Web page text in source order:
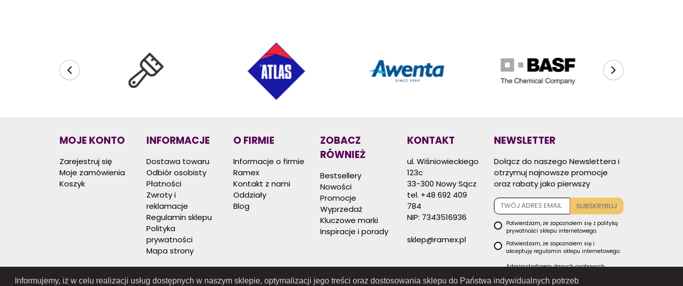
Informujemy, iż w celu realizacji usług dostępnych w naszym sklepie, optymalizacji jego treści oraz dostosowania sklepu do Państwa indywidualnych potrzeb
MOJE KONTO
Zarejestruj się
Moje zamówienia
Koszyk
INFORMACJE
Dostawa towaru
Odbiór osobisty
Płatności
Zwroty i
reklamacje
Regulamin sklepu
Polityka
prywatności
Mapa strony
O FIRMIE
Informacje o firmie
Ramex
Kontakt z nami
Oddziały
Blog
ZOBACZ
RÓWNIEŻ
Bestsellery
Nowości
Promocje
Wyprzedaż
Kluczowe marki
Inspiracje i porady
KONTAKT
ul. Wiśniowieckiego
123c
33-300 Nowy Sącz
tel. +48 692 409
784
NIP: 7343516936
sklep@ramex.pl
NEWSLETTER
Dołącz do naszego Newslettera i
otrzymuj najnowsze promocje
oraz rabaty jako pierwszy
SUBSKRYBUJ
Potwierdzam, że zapoznałem się z polityką
prywatności sklepu internetowego.
Potwierdzam, że zapoznałem się i
akceptuję regulamin sklepu internetowego.
Administratorem danych osobowych
internetowego jest Sprzedawca RAMEX